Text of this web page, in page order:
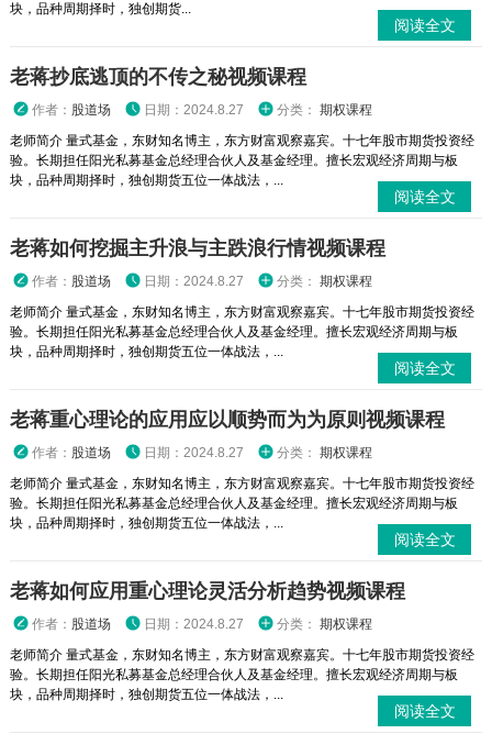
块，品种周期择时，独创期货...
阅读全文
老蒋抄底逃顶的不传之秘视频课程
作者： 股道场 日期：2024.8.27 分类： 期权课程
老师简介 量式基金，东财知名博主，东方财富观察嘉宾。十七年股市期货投资经
验。长期担任阳光私募基金总经理合伙人及基金经理。擅长宏观经济周期与板
块，品种周期择时，独创期货五位一体战法，...
阅读全文
老蒋如何挖掘主升浪与主跌浪行情视频课程
作者： 股道场 日期：2024.8.27 分类： 期权课程
老师简介 量式基金，东财知名博主，东方财富观察嘉宾。十七年股市期货投资经
验。长期担任阳光私募基金总经理合伙人及基金经理。擅长宏观经济周期与板
块，品种周期择时，独创期货五位一体战法，...
阅读全文
老蒋重心理论的应用应以顺势而为为原则视频课程
作者： 股道场 日期：2024.8.27 分类： 期权课程
老师简介 量式基金，东财知名博主，东方财富观察嘉宾。十七年股市期货投资经
验。长期担任阳光私募基金总经理合伙人及基金经理。擅长宏观经济周期与板
块，品种周期择时，独创期货五位一体战法，...
阅读全文
老蒋如何应用重心理论灵活分析趋势视频课程
作者： 股道场 日期：2024.8.27 分类： 期权课程
老师简介 量式基金，东财知名博主，东方财富观察嘉宾。十七年股市期货投资经
验。长期担任阳光私募基金总经理合伙人及基金经理。擅长宏观经济周期与板
块，品种周期择时，独创期货五位一体战法，...
阅读全文